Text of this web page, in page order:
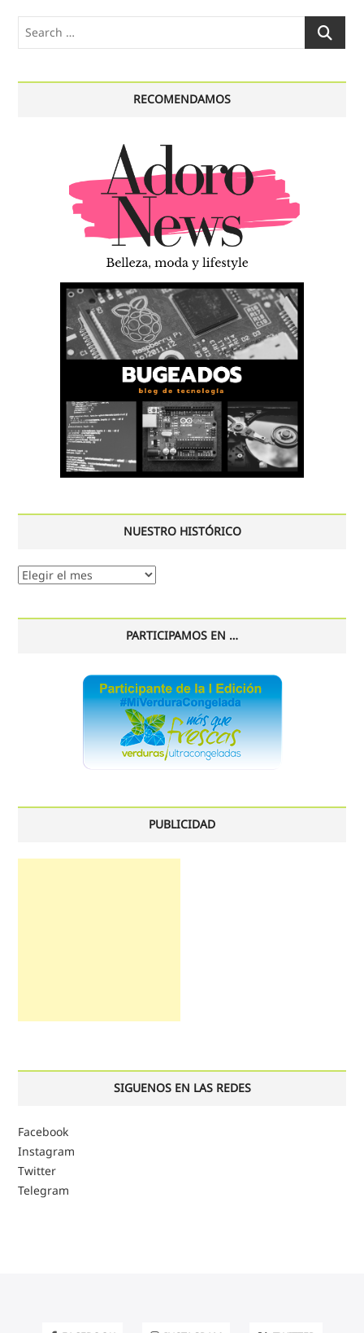
Search
RECOMENDAMOS
NUESTRO HISTÓRICO
Nuestro
PARTICIPAMOS EN …
PUBLICIDAD
SIGUENOS EN LAS REDES
Facebook
Instagram
Twitter
Telegram